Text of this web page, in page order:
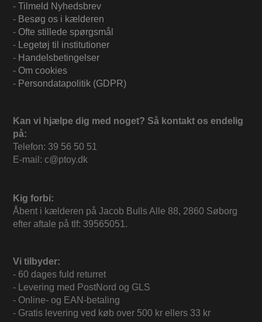
- Tilmeld Nyhedsbrev
- Besøg os i kælderen
- Ofte stillede spørgsmål
- Legetøj til institutioner
- Handelsbetingelser
- Om cookies
- Persondatapolitik (GDPR)
Kan vi hjælpe dig med noget? Så kontakt os endelig
på:
Telefon: 39 56 50 51
E-mail: c@ptoy.dk
Kig forbi:
Åbent i kælderen på Jacob Bulls Alle 88, 2860 Søborg
efter aftale på tlf: 39565051.
Vi tilbyder:
- 60 dages fuld returret
- Levering med PostNord og GLS
- Online- og EAN-betaling
- Gratis levering ved køb over 500 kr ellers 33 kr